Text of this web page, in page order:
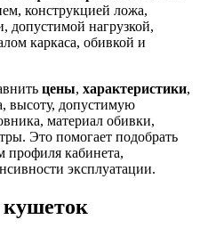
конструкцией ложа,
допустимой нагрузкой,
каркаса, обивкой и
цены, характеристики,
высоту, допустимую
материал обивки,
Это помогает подобрать
профиля кабинета,
эксплуатации.